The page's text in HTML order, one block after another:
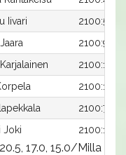
Iivari
2100:5
2100:9
2100:11
2100:1
2100:7
Joki 2100:12
17.0, 15.0/Milla